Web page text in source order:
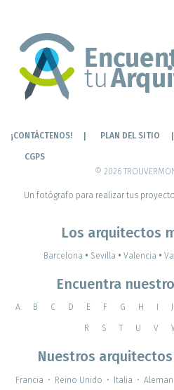
¡CONTÁCTENOS! PLAN DEL SITIO
CGPS
© 2026
Un fotógrafo para realizar tus
Los arquitectos
Barcelona • Sevilla • Valencia •
Encuentra
A B C D E F G H
R S T U V
Nuestros
Francia • Reino Unido • Italia •